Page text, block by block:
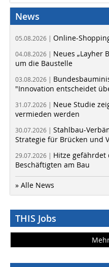
News
05.08.2026 | Online-
04.08.2026 | Neues „Layher
um die Baustelle
03.08.2026 |
"Innovation entscheidet
31.07.2026 | Neue Studie
vermieden werden
30.07.2026 | Stahlbau-
Strategie für Brücken und
29.07.2026 | Hitze gefährdet
Beschäftigten am Bau
» Alle News
THIS Jobs